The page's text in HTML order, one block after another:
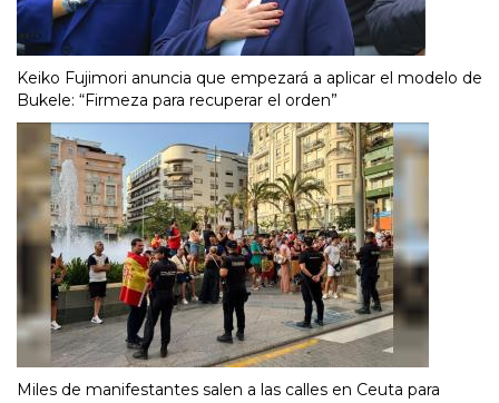
Keiko Fujimori anuncia que empezará a aplicar el modelo de
Bukele: “Firmeza para recuperar el orden”
Miles de manifestantes salen a las calles en Ceuta para